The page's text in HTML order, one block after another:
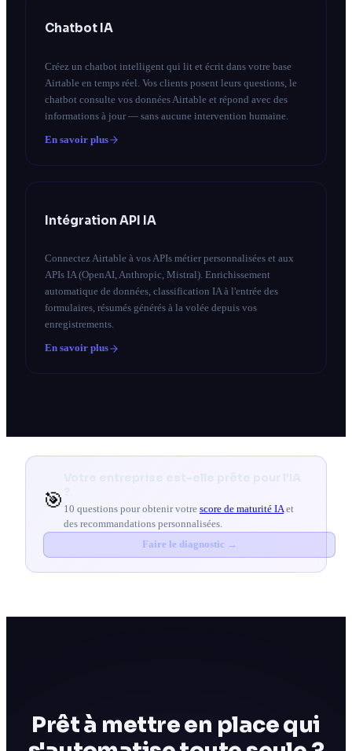
Chatbot IA
Créez un chatbot intelligent qui lit et écrit dans votre base
Airtable en temps réel. Vos clients posent leurs questions, le
chatbot consulte vos données Airtable et répond avec des
informations à jour — sans aucune intervention humaine.
En savoir plus
Intégration API IA
Connectez Airtable à vos APIs métier personnalisées et aux
APIs IA (OpenAI, Anthropic, Mistral). Enrichissement
automatique de données, classification IA à l'entrée des
formulaires, résumés générés à la volée depuis vos
enregistrements.
En savoir plus
🎯 10 questions pour obtenir votre score de maturité IAet
des recommandations personnalisées.
Faire le diagnostic →
Prêt à mettre en place qui